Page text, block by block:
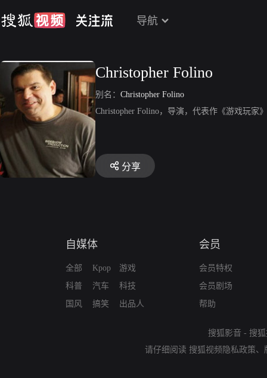
导航
Christopher Folino
别名： Christopher Folino
Christopher Folino，导演，代表作《游戏玩家
分享
自媒体
全部
科普
国风
Kpop
汽车
搞笑
游戏
科技
出品人
会员
会员特权
会员剧场
帮助
搜狐影音 - 搜
请仔细阅读 搜狐视频隐私政策、